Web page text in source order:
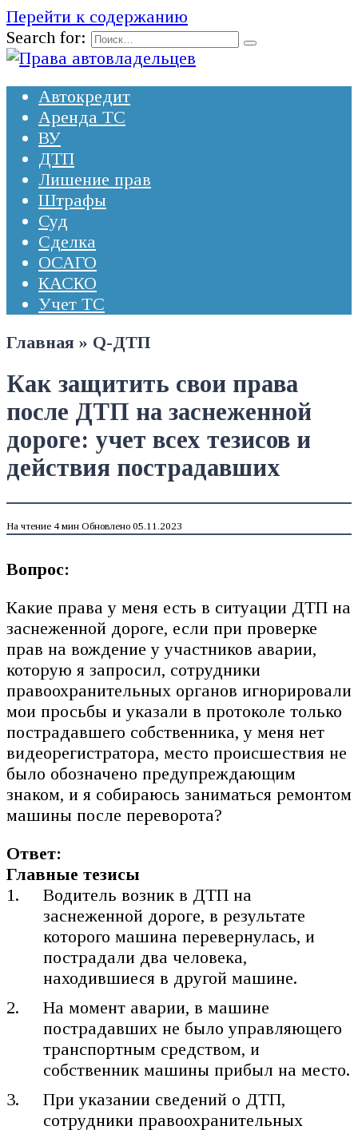
Перейти к содержанию
Search for:
Автокредит
Аренда ТС
ВУ
ДТП
Лишение прав
Штрафы
Суд
Сделка
ОСАГО
КАСКО
Учет ТС
Главная » Q-ДТП
Как защитить свои права
после ДТП на заснеженной
дороге: учет всех тезисов и
действия пострадавших
На чтение 4 мин Обновлено 05.11.2023
Вопрос:
Какие права у меня есть в ситуации ДТП на
заснеженной дороге, если при проверке
прав на вождение у участников аварии,
которую я запросил, сотрудники
правоохранительных органов игнорировали
мои просьбы и указали в протоколе только
пострадавшего собственника, у меня нет
видеорегистратора, место происшествия не
было обозначено предупреждающим
знаком, и я собираюсь заниматься ремонтом
машины после переворота?
Ответ:
Главные тезисы
Водитель возник в ДТП на
заснеженной дороге, в результате
которого машина перевернулась, и
пострадали два человека,
находившиеся в другой машине.
На момент аварии, в машине
пострадавших не было управляющего
транспортным средством, и
собственник машины прибыл на место.
При указании сведений о ДТП,
сотрудники правоохранительных